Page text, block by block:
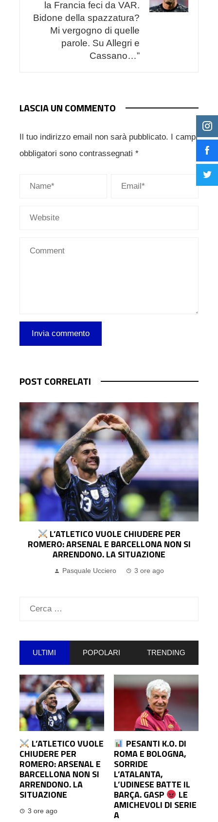
la Francia feci da VAR.
Bidone della spazzatura?
Mi vergogno di quelle
parole. Su Allegri e
Cassano…”
LASCIA UN COMMENTO
Il tuo indirizzo email non sarà pubblicato. I campi
obbligatori sono contrassegnati *
POST CORRELATI
IL FENERBAHÇE OFFRE 6 MILIONI PER
LUKAKU: IL NAPOLI NE CHIEDE IL DOPPIO.
ATTESO IL RILANCIO
Pasquale Ucciero 6 ore ago
Ricerca
ULTIMI POPOLARI TRENDING
L’ATLETICO VUOLE
CHIUDERE PER
ROMERO: ARSENAL E
BARCELLONA NON SI
ARRENDONO. LA
SITUAZIONE
3 ore ago
PESANTI K.O. DI
ROMA E BOLOGNA,
SORRIDE
L’ATALANTA,
L’UDINESE BATTE IL
BARÇA. GASP LE
AMICHEVOLI DI SERIE
A